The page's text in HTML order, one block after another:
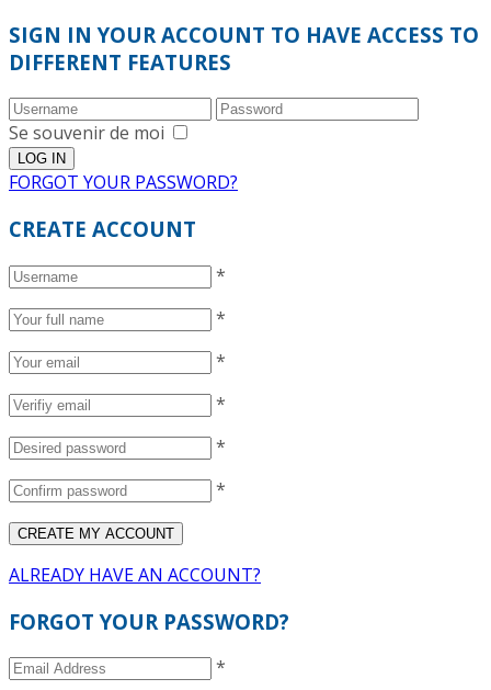
SIGN IN YOUR ACCOUNT TO HAVE ACCESS TO
DIFFERENT FEATURES
Se souvenir de moi
FORGOT YOUR PASSWORD?
CREATE ACCOUNT
*
*
*
*
*
*
ALREADY HAVE AN ACCOUNT?
FORGOT YOUR PASSWORD?
*